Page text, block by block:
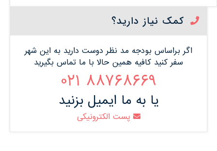
کمک نیاز دارید؟
اگر براساس بودجه مد نظر دوست دارید به این شهر
سفر کنید کافیه همین حالا با ما تماس بگیرید
88768669 021
یا به ما ایمیل بزنید
پست الکترونیکی